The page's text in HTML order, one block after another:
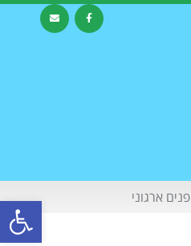
פתח פנים ארגוני